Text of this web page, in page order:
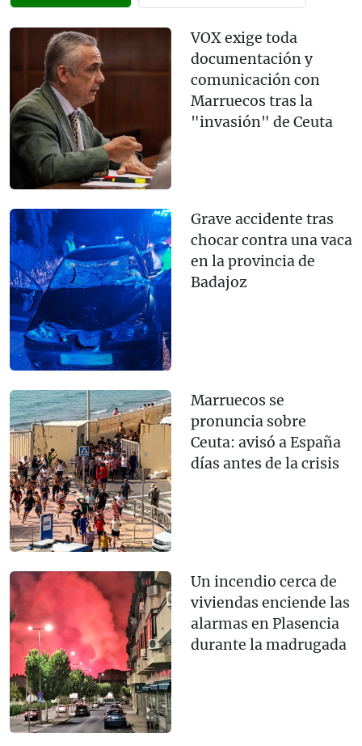
VOX exige toda
documentación y
comunicación con
Marruecos tras la
"invasión" de Ceuta
Grave accidente tras
chocar contra una vaca
en la provincia de
Badajoz
Marruecos se
pronuncia sobre
Ceuta: avisó a España
días antes de la crisis
Un incendio cerca de
viviendas enciende las
alarmas en Plasencia
durante la madrugada